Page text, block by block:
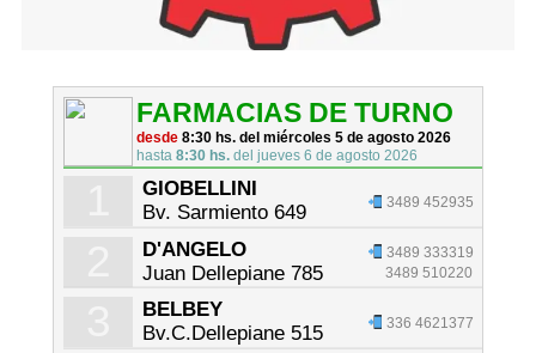
FARMACIAS DE TURNO
desde8:30 hs. del miércoles 5 de agosto 2026
hasta8:30 hs. del jueves 6 de agosto 2026
GIOBELLINI
Bv. Sarmiento 649
3489 452935
D'ANGELO
Juan Dellepiane 785
3489 333319
3489 510220
BELBEY
Bv.C.Dellepiane 515
336 4621377